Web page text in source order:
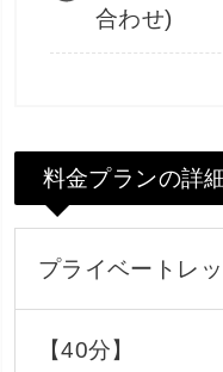
合わせ)
料金プランの詳
プライベートレ
【40分】